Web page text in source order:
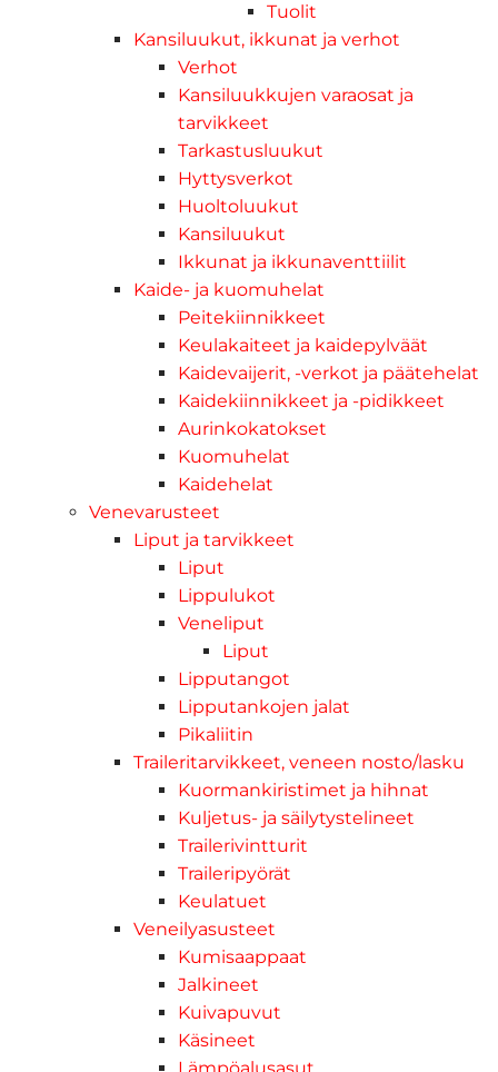
Tuolit
Kansiluukut, ikkunat ja verhot
Verhot
Kansiluukkujen varaosat ja
tarvikkeet
Tarkastusluukut
Hyttysverkot
Huoltoluukut
Kansiluukut
Ikkunat ja ikkunaventtiilit
Kaide- ja kuomuhelat
Peitekiinnikkeet
Keulakaiteet ja kaidepylväät
Kaidevaijerit, -verkot ja päätehelat
Kaidekiinnikkeet ja -pidikkeet
Aurinkokatokset
Kuomuhelat
Kaidehelat
Venevarusteet
Liput ja tarvikkeet
Liput
Lippulukot
Veneliput
Liput
Lipputangot
Lipputankojen jalat
Pikaliitin
Traileritarvikkeet, veneen nosto/lasku
Kuormankiristimet ja hihnat
Kuljetus- ja säilytystelineet
Trailerivintturit
Traileripyörät
Keulatuet
Veneilyasusteet
Kumisaappaat
Jalkineet
Kuivapuvut
Käsineet